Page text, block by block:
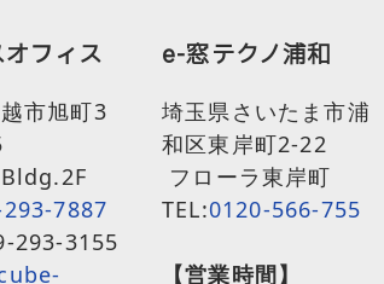
フィス
市旭町3
7887
293-3155
e-窓テクノ浦和
埼玉県さいたま市浦
和区東岸町2-22
フローラ東岸町
TEL:0120-566-755
【営業時間】